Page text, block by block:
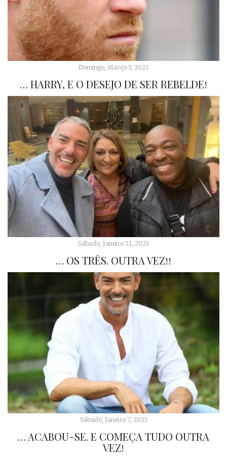
Domingo, Março 5, 2023
… HARRY, E O DESEJO DE SER REBELDE!
Sábado, Janeiro 21, 2023
… OS TRÊS. OUTRA VEZ!!
Sábado, Janeiro 7, 2023
… ACABOU-SE. E COMEÇA TUDO OUTRA
VEZ!